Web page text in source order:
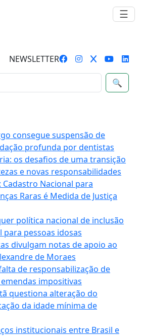
☰
NEWSLETTER
🔍
consegue suspensão de
profunda por dentistas
os desafios de uma transição
e novas responsabilidades
Nacional para
Raras é Medida de Justiça
política nacional de inclusão
pessoas idosas
divulgam notas de apoio ao
de Moraes
de responsabilização de
impositivas
questiona alteração do
da idade mínima de
institucionais entre Brasil e